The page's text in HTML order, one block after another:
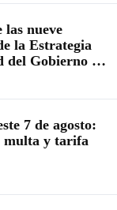
nueve
la Estrategia
del Gobierno de
7 de agosto:
multa y tarifa